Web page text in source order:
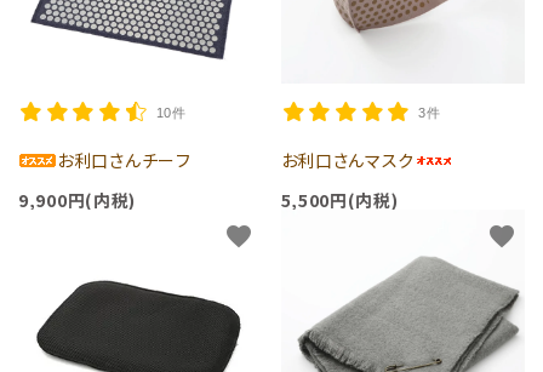
10件
お利口さんチーフ
9,900円(内税)
3件
お利口さんマスク
5,500円(内税)
favorite favorite